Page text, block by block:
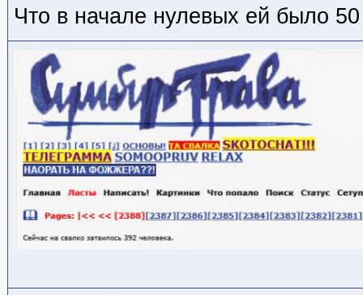
Что в начале нулевых ей было 50